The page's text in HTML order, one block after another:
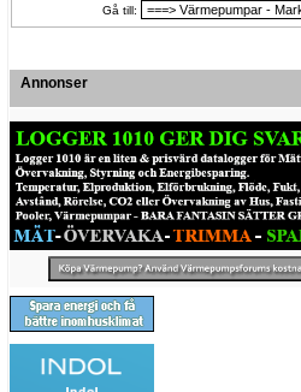
Gå till:
Annonser